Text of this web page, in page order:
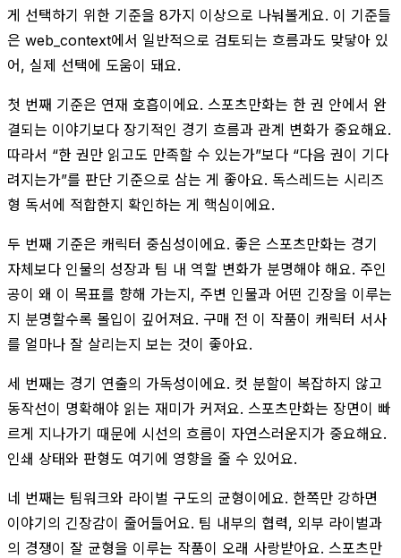
게 선택하기 위한 기준을 8가지 이상으로 나눠볼게요. 이 기준들
은 web_context에서 일반적으로 검토되는 흐름과도 맞닿아 있
어, 실제 선택에 도움이 돼요.
첫 번째 기준은 연재 호흡이에요. 스포츠만화는 한 권 안에서 완
결되는 이야기보다 장기적인 경기 흐름과 관계 변화가 중요해요.
따라서 “한 권만 읽고도 만족할 수 있는가”보다 “다음 권이 기다
려지는가”를 판단 기준으로 삼는 게 좋아요. 독스레드는 시리즈
형 독서에 적합한지 확인하는 게 핵심이에요.
두 번째 기준은 캐릭터 중심성이에요. 좋은 스포츠만화는 경기
자체보다 인물의 성장과 팀 내 역할 변화가 분명해야 해요. 주인
공이 왜 이 목표를 향해 가는지, 주변 인물과 어떤 긴장을 이루는
지 분명할수록 몰입이 깊어져요. 구매 전 이 작품이 캐릭터 서사
를 얼마나 잘 살리는지 보는 것이 좋아요.
세 번째는 경기 연출의 가독성이에요. 컷 분할이 복잡하지 않고
동작선이 명확해야 읽는 재미가 커져요. 스포츠만화는 장면이 빠
르게 지나가기 때문에 시선의 흐름이 자연스러운지가 중요해요.
인쇄 상태와 판형도 여기에 영향을 줄 수 있어요.
네 번째는 팀워크와 라이벌 구도의 균형이에요. 한쪽만 강하면
이야기의 긴장감이 줄어들어요. 팀 내부의 협력, 외부 라이벌과
의 경쟁이 잘 균형을 이루는 작품이 오래 사랑받아요. 스포츠만